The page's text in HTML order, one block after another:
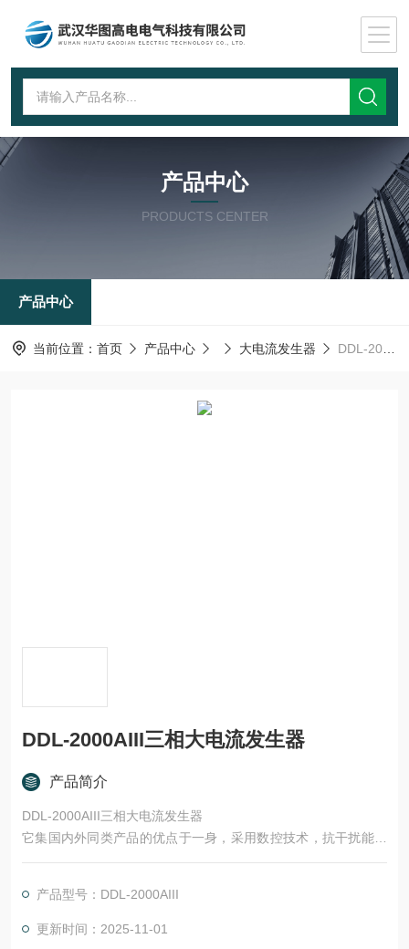
产品中心
PRODUCTS CENTER
产品中心
当前位置： 首页 产品中心 大电流发生器 DDL-2000AIIIDDL-2000AIII三相大电流发生器
DDL-2000AIII三相大电流发生器
产品简介
DDL-2000AIII三相大电流发生器
它集国内外同类产品的优点于一身，采用数控技术，抗干扰能力
强，和上一代升流器相比，由于采用低功耗、大容量的自藕调压
量轻等优点。主要用于热继电器，电动机保护器，接触器，断器
器，空气开关，开关柜，断路器，保护屏校验。
产品型号：DDL-2000AIII
更新时间：2025-11-01